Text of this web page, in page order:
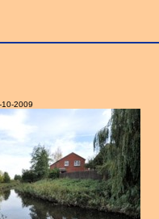
10-2009